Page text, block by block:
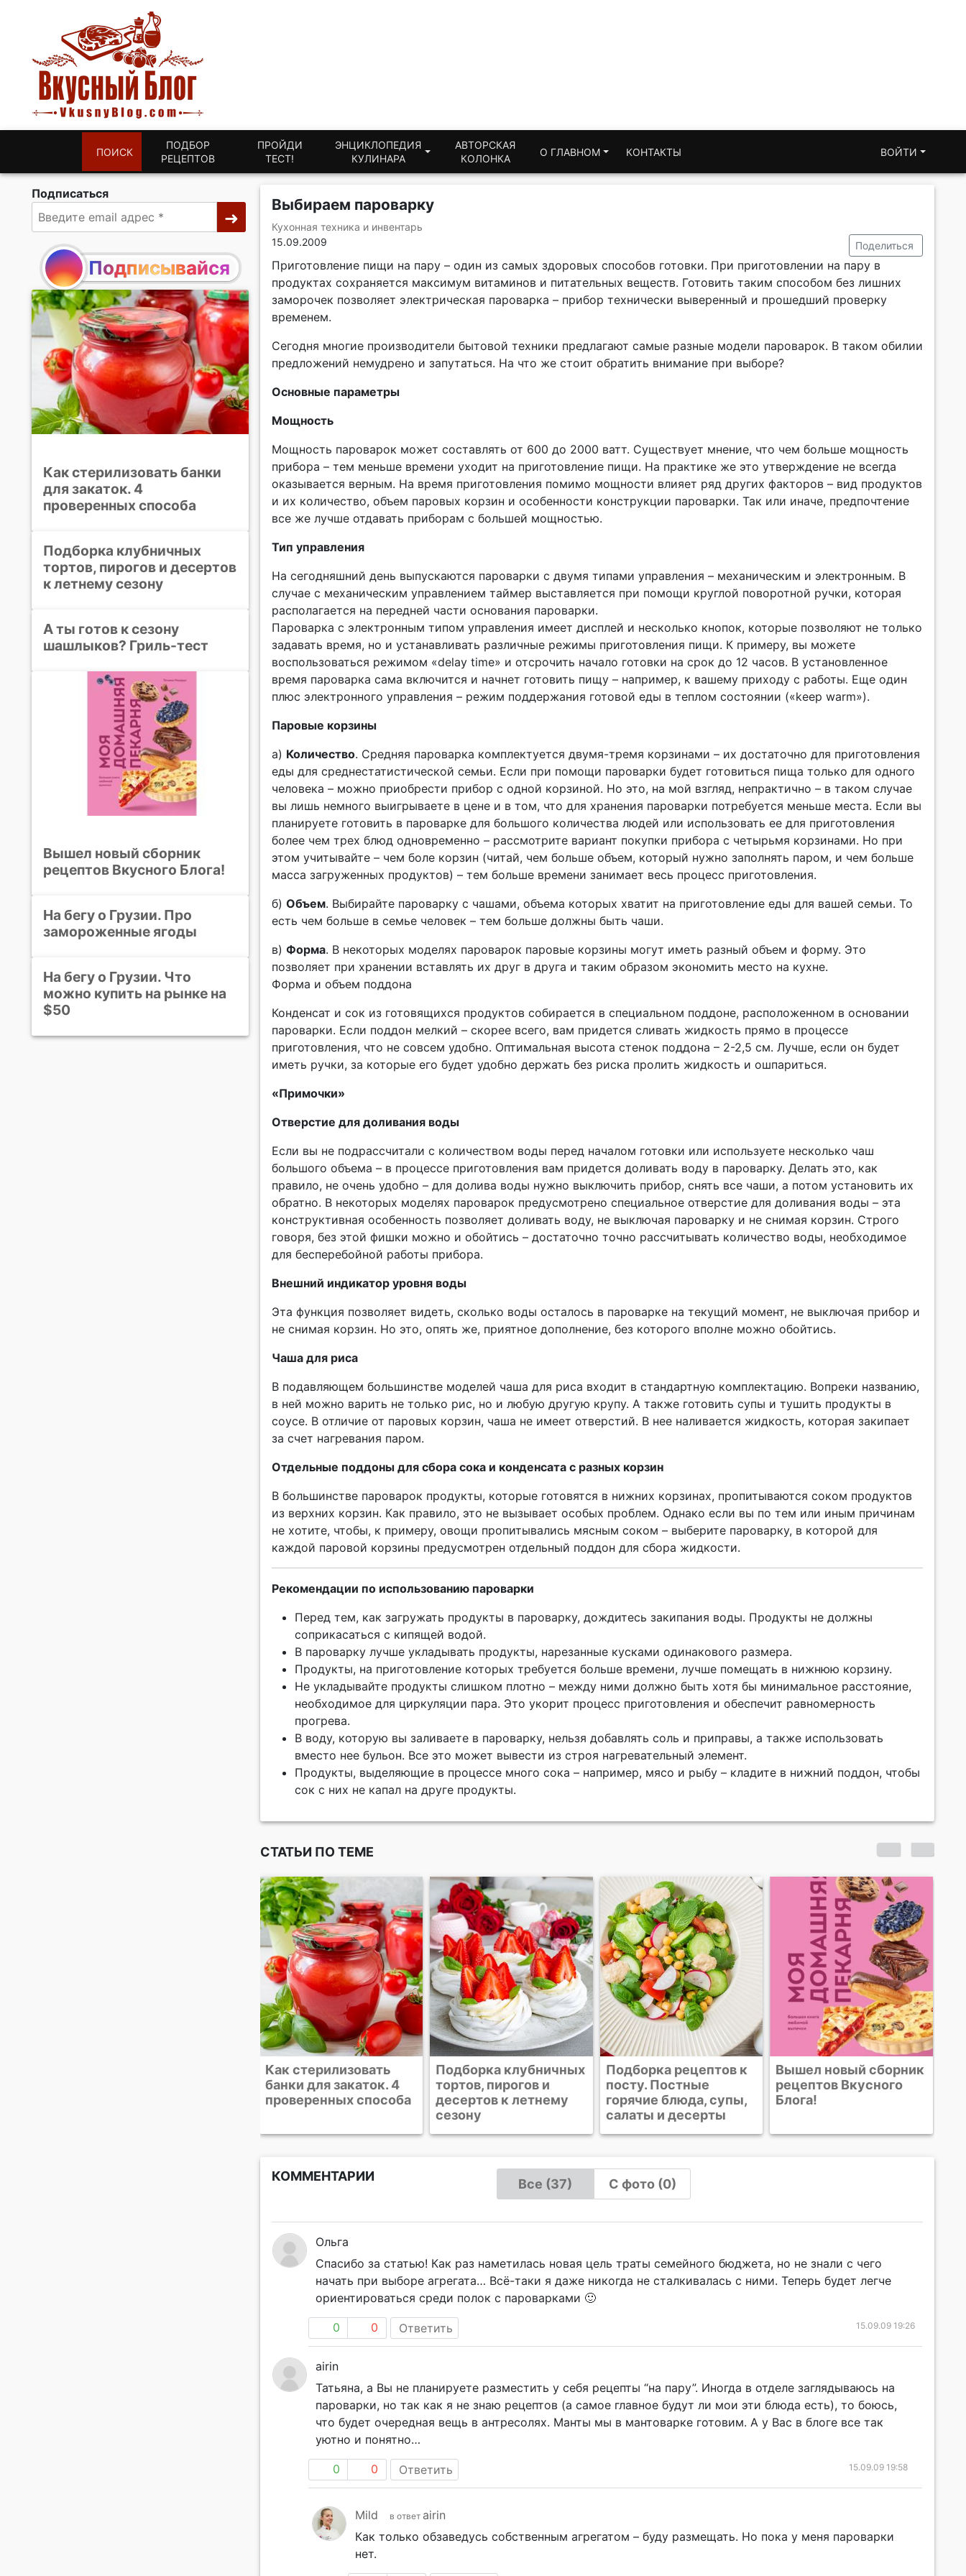
ПОИСК
ПОДБОР
РЕЦЕПТОВ
ПРОЙДИ
ТЕСТ!
ЭНЦИКЛОПЕДИЯ
КУЛИНАРА
АВТОРСКАЯ
КОЛОНКА
О ГЛАВНОМ КОНТАКТЫ ВОЙТИ
Подписаться
Подписывайся
Как стерилизовать банки
для закаток. 4
проверенных способа
Подборка клубничных
тортов, пирогов и десертов
к летнему сезону
А ты готов к сезону
шашлыков? Гриль-тест
Вышел новый сборник
рецептов Вкусного Блога!
На бегу о Грузии. Про
замороженные ягоды
На бегу о Грузии. Что
можно купить на рынке на
$50
Выбираем пароварку
Кухонная техника и инвентарь
15.09.2009
Поделиться
Приготовление пищи на пару – один из самых здоровых способов готовки. При приготовлении на пару в
продуктах сохраняется максимум витаминов и питательных веществ. Готовить таким способом без лишних
заморочек позволяет электрическая пароварка – прибор технически выверенный и прошедший проверку
временем.
Сегодня многие производители бытовой техники предлагают самые разные модели пароварок. В таком обилии
предложений немудрено и запутаться. На что же стоит обратить внимание при выборе?
Основные параметры
Мощность
Мощность пароварок может составлять от 600 до 2000 ватт. Существует мнение, что чем больше мощность
прибора – тем меньше времени уходит на приготовление пищи. На практике же это утверждение не всегда
оказывается верным. На время приготовления помимо мощности влияет ряд других факторов – вид продуктов
и их количество, объем паровых корзин и особенности конструкции пароварки. Так или иначе, предпочтение
все же лучше отдавать приборам с большей мощностью.
Тип управления
На сегодняшний день выпускаются пароварки с двумя типами управления – механическим и электронным. В
случае с механическим управлением таймер выставляется при помощи круглой поворотной ручки, которая
располагается на передней части основания пароварки.
Пароварка с электронным типом управления имеет дисплей и несколько кнопок, которые позволяют не только
задавать время, но и устанавливать различные режимы приготовления пищи. К примеру, вы можете
воспользоваться режимом «delay time» и отсрочить начало готовки на срок до 12 часов. В установленное
время пароварка сама включится и начнет готовить пищу – например, к вашему приходу с работы. Еще один
плюс электронного управления – режим поддержания готовой еды в теплом состоянии («keep warm»).
Паровые корзины
а) Количество. Средняя пароварка комплектуется двумя-тремя корзинами – их достаточно для приготовления
еды для среднестатистической семьи. Если при помощи пароварки будет готовиться пища только для одного
человека – можно приобрести прибор с одной корзиной. Но это, на мой взгляд, непрактично – в таком случае
вы лишь немного выигрываете в цене и в том, что для хранения пароварки потребуется меньше места. Если вы
планируете готовить в пароварке для большого количества людей или использовать ее для приготовления
более чем трех блюд одновременно – рассмотрите вариант покупки прибора с четырьмя корзинами. Но при
этом учитывайте – чем боле корзин (читай, чем больше объем, который нужно заполнять паром, и чем больше
масса загруженных продуктов) – тем больше времени занимает весь процесс приготовления.
б) Объем. Выбирайте пароварку с чашами, объема которых хватит на приготовление еды для вашей семьи. То
есть чем больше в семье человек – тем больше должны быть чаши.
в) Форма. В некоторых моделях пароварок паровые корзины могут иметь разный объем и форму. Это
позволяет при хранении вставлять их друг в друга и таким образом экономить место на кухне.
Форма и объем поддона
Конденсат и сок из готовящихся продуктов собирается в специальном поддоне, расположенном в основании
пароварки. Если поддон мелкий – скорее всего, вам придется сливать жидкость прямо в процессе
приготовления, что не совсем удобно. Оптимальная высота стенок поддона – 2-2,5 см. Лучше, если он будет
иметь ручки, за которые его будет удобно держать без риска пролить жидкость и ошпариться.
«Примочки»
Отверстие для доливания воды
Если вы не подрассчитали с количеством воды перед началом готовки или используете несколько чаш
большого объема – в процессе приготовления вам придется доливать воду в пароварку. Делать это, как
правило, не очень удобно – для долива воды нужно выключить прибор, снять все чаши, а потом установить их
обратно. В некоторых моделях пароварок предусмотрено специальное отверстие для доливания воды – эта
конструктивная особенность позволяет доливать воду, не выключая пароварку и не снимая корзин. Строго
говоря, без этой фишки можно и обойтись – достаточно точно рассчитывать количество воды, необходимое
для бесперебойной работы прибора.
Внешний индикатор уровня воды
Эта функция позволяет видеть, сколько воды осталось в пароварке на текущий момент, не выключая прибор и
не снимая корзин. Но это, опять же, приятное дополнение, без которого вполне можно обойтись.
Чаша для риса
В подавляющем большинстве моделей чаша для риса входит в стандартную комплектацию. Вопреки названию,
в ней можно варить не только рис, но и любую другую крупу. А также готовить супы и тушить продукты в
соусе. В отличие от паровых корзин, чаша не имеет отверстий. В нее наливается жидкость, которая закипает
за счет нагревания паром.
Отдельные поддоны для сбора сока и конденсата с разных корзин
В большинстве пароварок продукты, которые готовятся в нижних корзинах, пропитываются соком продуктов
из верхних корзин. Как правило, это не вызывает особых проблем. Однако если вы по тем или иным причинам
не хотите, чтобы, к примеру, овощи пропитывались мясным соком – выберите пароварку, в которой для
каждой паровой корзины предусмотрен отдельный поддон для сбора жидкости.
Рекомендации по использованию пароварки
Перед тем, как загружать продукты в пароварку, дождитесь закипания воды. Продукты не должны
соприкасаться с кипящей водой.
В пароварку лучше укладывать продукты, нарезанные кусками одинакового размера.
Продукты, на приготовление которых требуется больше времени, лучше помещать в нижнюю корзину.
Не укладывайте продукты слишком плотно – между ними должно быть хотя бы минимальное расстояние,
необходимое для циркуляции пара. Это укорит процесс приготовления и обеспечит равномерность
прогрева.
В воду, которую вы заливаете в пароварку, нельзя добавлять соль и приправы, а также использовать
вместо нее бульон. Все это может вывести из строя нагревательный элемент.
Продукты, выделяющие в процессе много сока – например, мясо и рыбу – кладите в нижний поддон, чтобы
сок с них не капал на друге продукты.
СТАТЬИ ПО ТЕМЕ
Подборка клубничных
тортов, пирогов и
десертов к летнему
Подборка рецептов к
посту. Постные
горячие блюда, супы,
салаты и десерты
Вышел новый сборник
рецептов Вкусного
Блога!
На бегу о Грузии. Про
замороженные ягоды
КОММЕНТАРИИ
Все (37) С фото (0)
Ольга
Спасибо за статью! Как раз наметилась новая цель траты семейного бюджета, но не знали с чего
начать при выборе агрегата… Всё-таки я даже никогда не сталкивалась с ними. Теперь будет легче
ориентироваться среди полок с пароварками 🙂
0 0 Ответить 15.09.09 19:26
airin
Татьяна, а Вы не планируете разместить у себя рецепты “на пару”. Иногда в отделе заглядываюсь на
пароварки, но так как я не знаю рецептов (а самое главное будут ли мои эти блюда есть), то боюсь,
что будет очередная вещь в антресолях. Манты мы в мантоварке готовим. А у Вас в блоге все так
уютно и понятно…
0 0 Ответить 15.09.09 19:58
Mild в ответ airin
Как только обзаведусь собственным агрегатом – буду размещать. Но пока у меня пароварки
нет.